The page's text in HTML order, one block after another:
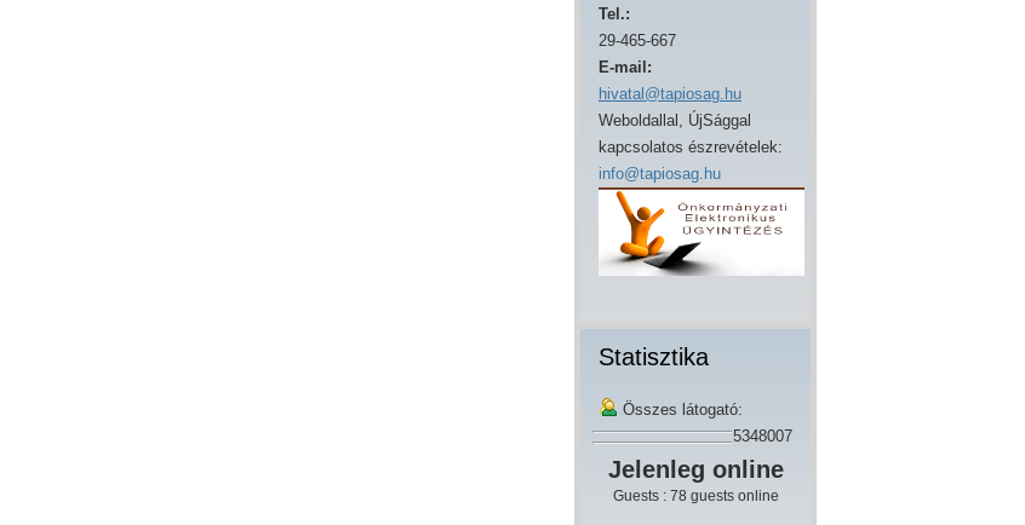
Tel.:
29-465-667
E-mail:
hivatal@tapiosag.hu
Weboldallal, ÚjSággal
kapcsolatos észrevételek:
info@tapiosag.hu
Statisztika
Összes látogató:
5348007
Jelenleg online
Guests : 78 guests online